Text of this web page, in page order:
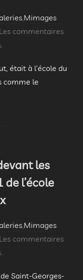
, Mimages
Les commentaires
était à l’école du
comme le
les
l’école
, Mimages
Les commentaires
Saint-Georges-